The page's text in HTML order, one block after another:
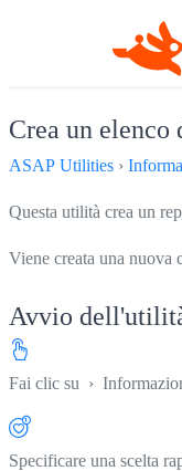
Crea un
ASAP Utilities ›
Questa utilità crea un
Viene creata una
Avvio
Fai clic su ›
Specificare una scelta